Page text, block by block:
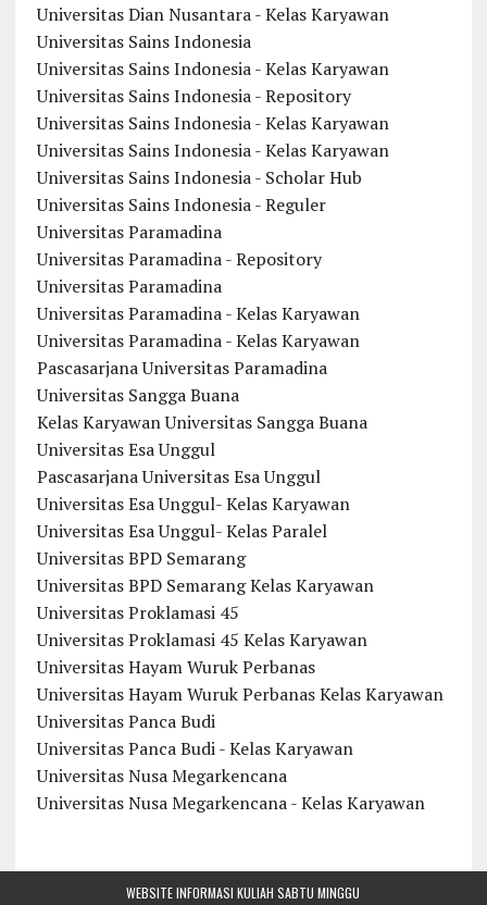
Universitas Dian Nusantara - Kelas Karyawan
Universitas Sains Indonesia
Universitas Sains Indonesia - Kelas Karyawan
Universitas Sains Indonesia - Repository
Universitas Sains Indonesia - Kelas Karyawan
Universitas Sains Indonesia - Kelas Karyawan
Universitas Sains Indonesia - Scholar Hub
Universitas Sains Indonesia - Reguler
Universitas Paramadina
Universitas Paramadina - Repository
Universitas Paramadina
Universitas Paramadina - Kelas Karyawan
Universitas Paramadina - Kelas Karyawan
Pascasarjana Universitas Paramadina
Universitas Sangga Buana
Kelas Karyawan Universitas Sangga Buana
Universitas Esa Unggul
Pascasarjana Universitas Esa Unggul
Universitas Esa Unggul- Kelas Karyawan
Universitas Esa Unggul- Kelas Paralel
Universitas BPD Semarang
Universitas BPD Semarang Kelas Karyawan
Universitas Proklamasi 45
Universitas Proklamasi 45 Kelas Karyawan
Universitas Hayam Wuruk Perbanas
Universitas Hayam Wuruk Perbanas Kelas Karyawan
Universitas Panca Budi
Universitas Panca Budi - Kelas Karyawan
Universitas Nusa Megarkencana
Universitas Nusa Megarkencana - Kelas Karyawan
WEBSITE INFORMASI KULIAH SABTU MINGGU